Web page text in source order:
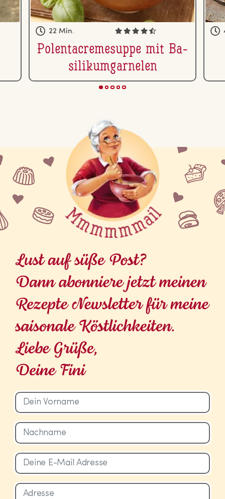
22 Min.
Po­len­ta­creme­sup­pe mit Ba­
si­likum­gar­ne­len